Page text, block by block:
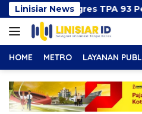
Langsung
ke
konten
Linisiar News
Progres TPA 93 Persen dan
HOME METRO LAYANAN